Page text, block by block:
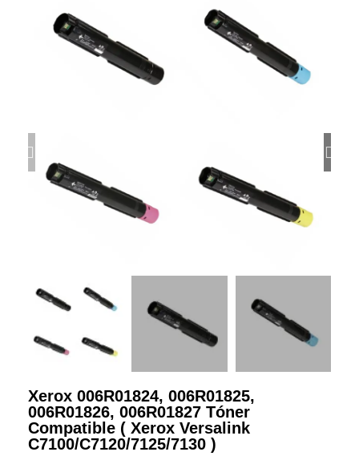
Xerox 006R01824, 006R01825,
006R01826, 006R01827 Tóner
Compatible ( Xerox Versalink
C7100/C7120/7125/7130 )